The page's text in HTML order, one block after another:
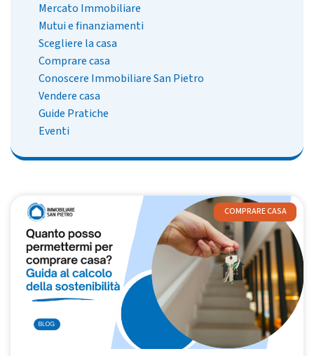
COMPRARE CASA
Mercato Immobiliare
Mutui e finanziamenti
Scegliere la casa
Comprare casa
Conoscere Immobiliare San Pietro
Vendere casa
Guide Pratiche
Eventi